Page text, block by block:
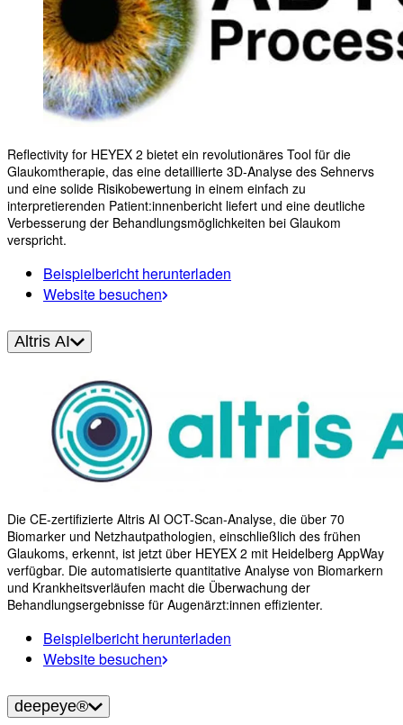
Reflectivity for HEYEX 2 bietet ein revolutionäres Tool für die
Glaukomtherapie, das eine detaillierte 3D-Analyse des Sehnervs
und eine solide Risikobewertung in einem einfach zu
interpretierenden Patient:innenbericht liefert und eine deutliche
Verbesserung der Behandlungsmöglichkeiten bei Glaukom
verspricht.
Beispielbericht herunterladen
Website besuchen
Altris AI
Die CE-zertifizierte Altris AI OCT-Scan-Analyse, die über 70
Biomarker und Netzhautpathologien, einschließlich des frühen
Glaukoms, erkennt, ist jetzt über HEYEX 2 mit Heidelberg AppWay
verfügbar. Die automatisierte quantitative Analyse von Biomarkern
und Krankheitsverläufen macht die Überwachung der
Behandlungsergebnisse für Augenärzt:innen effizienter.
Beispielbericht herunterladen
Website besuchen
deepeye®